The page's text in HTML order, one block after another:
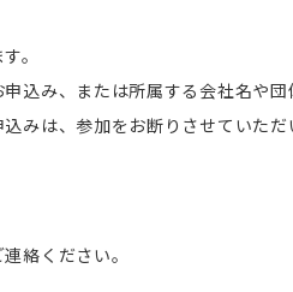
。
込み、または所属する会社名や団
みは、参加をお断りさせていた
絡ください。